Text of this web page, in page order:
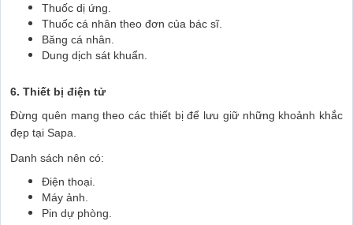
Thuốc dị ứng.
Thuốc cá nhân theo đơn của bác sĩ.
Băng cá nhân.
Dung dịch sát khuẩn.
6. Thiết bị điện tử
Đừng quên mang theo các thiết bị để lưu giữ những khoảnh khắc
đẹp tại Sapa.
Danh sách nên có:
Điện thoại.
Máy ảnh.
Pin dự phòng.